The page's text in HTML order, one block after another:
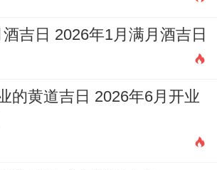
吉日 2026年1月满月酒吉日
的黄道吉日 2026年6月开业